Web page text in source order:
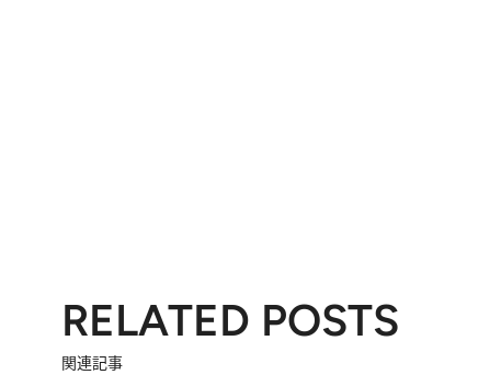
RELATED POSTS
関連記事